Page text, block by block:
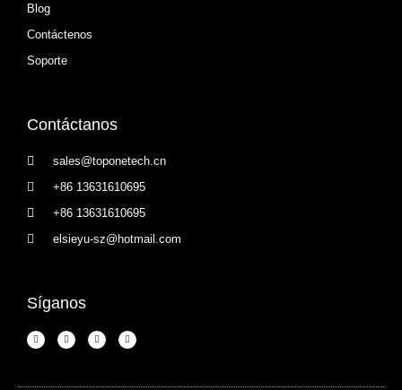
Blog
Contáctenos
Soporte
Contáctanos
sales@toponetech.cn
+86 13631610695
+86 13631610695
elsieyu-sz@hotmail.com
Síganos